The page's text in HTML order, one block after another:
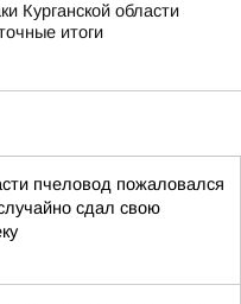
Курганской области
итоги
пчеловод пожаловался
сдал свою